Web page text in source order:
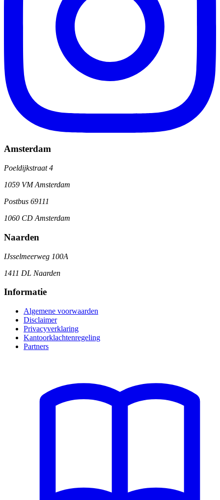
Amsterdam
Poeldijkstraat 4
1059 VM Amsterdam
Postbus 69111
1060 CD Amsterdam
Naarden
IJsselmeerweg 100A
1411 DL Naarden
Informatie
Algemene voorwaarden
Disclaimer
Privacyverklaring
Kantoorklachtenregeling
Partners